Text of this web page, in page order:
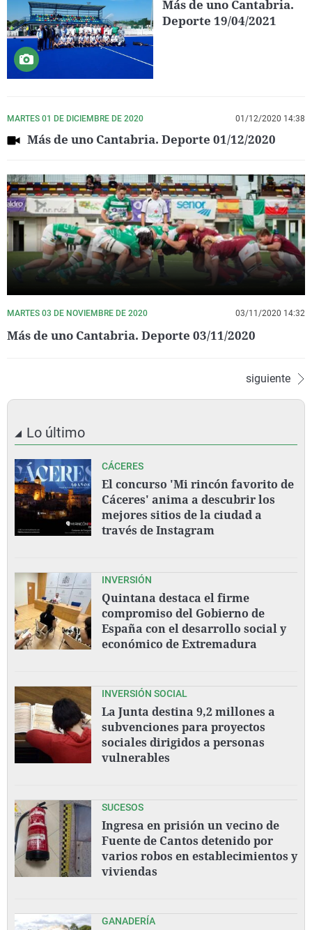
Más de uno Cantabria.
Deporte 19/04/2021
MARTES 01 DE DICIEMBRE DE 2020 01/12/2020 14:38
Más de uno Cantabria. Deporte 01/12/2020
MARTES 03 DE NOVIEMBRE DE 2020 03/11/2020 14:32
Más de uno Cantabria. Deporte 03/11/2020
siguiente
Lo último
CÁCERES
El concurso 'Mi rincón favorito de
Cáceres' anima a descubrir los
mejores sitios de la ciudad a
través de Instagram
INVERSIÓN
Quintana destaca el firme
compromiso del Gobierno de
España con el desarrollo social y
económico de Extremadura
INVERSIÓN SOCIAL
La Junta destina 9,2 millones a
subvenciones para proyectos
sociales dirigidos a personas
vulnerables
SUCESOS
Ingresa en prisión un vecino de
Fuente de Cantos detenido por
varios robos en establecimientos y
viviendas
GANADERÍA